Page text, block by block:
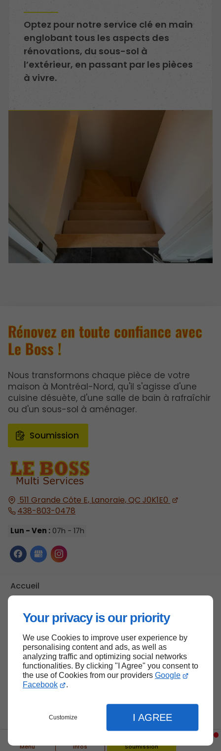
Your privacy is our priority
We use Cookies to improve user experience by
personalising content and ads, as well as
analyzing traffic and optimizing social networks
functionalities. By clicking "I Agree" you consent to
the use of Cookies from our providers Google
Facebook
.
Customize I AGREE
Menu Infos Soumission
Optez pour notre service clé en main
englobant tous les aspects des
rénovations, du sous-sol à
l’extérieur, en passant par les pièces
à vivre.
511 Grande Côte E, Lanoraie, QC J0K1E0
438-803-0478
Lun - Ven :07h - 17h
Accueil
Politique de confidentialité
Plan du site
Rénovez en toute confiance avec
Le Boss !
Nous transformons chaque pièce de votre
maison à Montréal-Nord, qu'il s'agisse d'une
cuisine désuète, d'une salle de bain à rafraîchir
ou d'un sous-sol à aménager.
Soumission
Haut de page